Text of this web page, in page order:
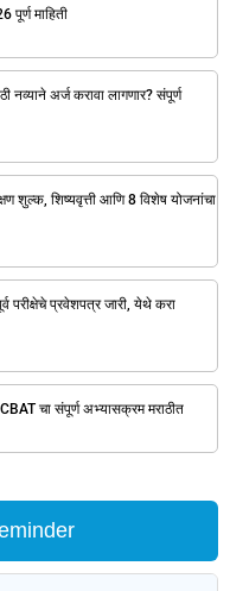
पूर्ण माहिती
अर्ज करावा लागणार? संपूर्ण
शुल्क, शिष्यवृत्ती आणि 8 विशेष योजनांचा
प्रवेशपत्र जारी, येथे करा
चा संपूर्ण अभ्यासक्रम मराठीत